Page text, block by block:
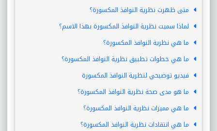
متى ظهرت نظرية النوافذ المكسورة؟
لماذا سميت نظرية النوافذ المكسورة بهذا الاسم؟
ما هي نظرية النوافذ المكسورة؟
ما هي خطوات تطبيق نظرية النوافذ المكسورة؟
فيديو توضيحي لنظرية النوافذ المكسورة
ما هو مدى صحة نظرية النوافذ المكسورة؟
ما هي مميزات نظرية النوافذ المكسورة؟
ما هي انتقادات نظرية النوافذ المكسورة؟